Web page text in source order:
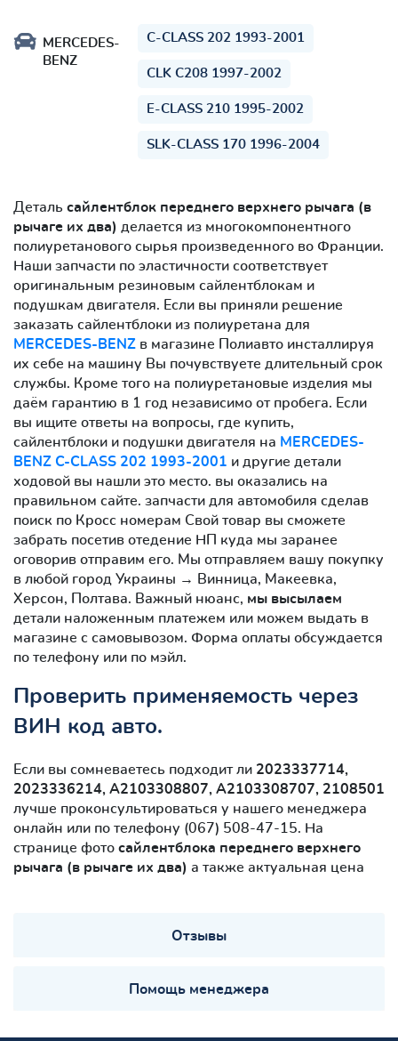
MERCEDES-
BENZ
C-CLASS 202 1993-2001
CLK C208 1997-2002
E-CLASS 210 1995-2002
SLK-CLASS 170 1996-2004
Деталь сайлентблок переднего верхнего рычага (в
рычаге их два) делается из многокомпонентного
полиуретанового сырья произведенного во Франции.
Наши запчасти по эластичности соответствует
оригинальным резиновым сайлентблокам и
подушкам двигателя. Если вы приняли решение
заказать сайлентблоки из полиуретана для
MERCEDES-BENZ в магазине Полиавто инсталлируя
их себе на машину Вы почувствуете длительный срок
службы. Кроме того на полиуретановые изделия мы
даём гарантию в 1 год независимо от пробега. Если
вы ищите ответы на вопросы, где купить,
сайлентблоки и подушки двигателя на MERCEDES-
BENZ C-CLASS 202 1993-2001 и другие детали
ходовой вы нашли это место. вы оказались на
правильном сайте. запчасти для автомобиля сделав
поиск по Кросс номерам Свой товар вы сможете
забрать посетив отедение НП куда мы заранее
оговорив отправим его. Мы отправляем вашу покупку
в любой город Украины → Винница, Макеевка,
Херсон, Полтава. Важный нюанс, мы высылаем
детали наложенным платежем или можем выдать в
магазине с самовывозом. Форма оплаты обсуждается
по телефону или по мэйл.
Проверить применяемость через
ВИН код авто.
Если вы сомневаетесь подходит ли 2023337714,
2023336214, A2103308807, A2103308707, 2108501
лучше проконсультироваться у нашего менеджера
онлайн или по телефону (067) 508-47-15. На
странице фото сайлентблокa переднего верхнего
рычага (в рычаге их два) а также актуальная цена
Отзывы
Помощь менеджера